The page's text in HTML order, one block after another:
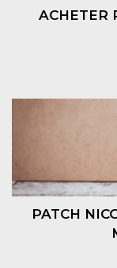
ACHETER
PATCH